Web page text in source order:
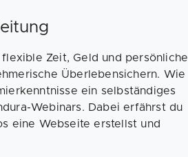
Zeit, Geld und persönliche
Überlebensichern. Wie
ein selbständiges
Webinars. Dabei erfährst du
eine Webseite erstellst und